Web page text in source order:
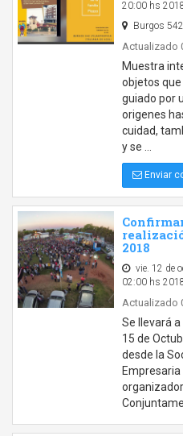
20:00 hs
Burgos
Actualizado
Muestra
objetos
guiado por
origenes
cuidad,
y se …
Enviar
2018
vie. 12 de
02:00 hs
Actualizado
Se llevará
15 de
desde la